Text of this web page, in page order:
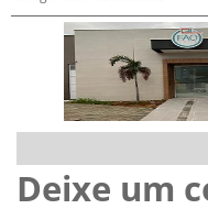
Deixe um